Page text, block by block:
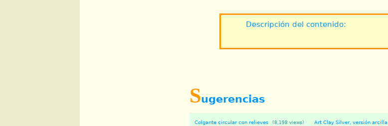
Descripción del contenido:
Sugerencias
(8,198 views)
Colgante circular con relieves Art Clay Silver, versión arcilla